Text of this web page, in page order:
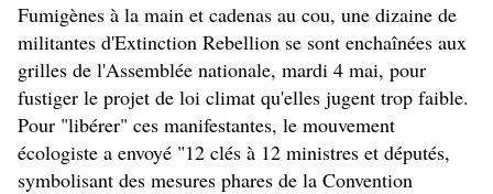
Fumigènes à la main et cadenas au cou, une dizaine de
militantes d'Extinction Rebellion se sont enchaînées aux
grilles de l'Assemblée nationale, mardi 4 mai, pour
fustiger le projet de loi climat qu'elles jugent trop faible.
Pour "libérer" ces manifestantes, le mouvement
écologiste a envoyé "12 clés à 12 ministres et députés,
symbolisant des mesures phares de la Convention